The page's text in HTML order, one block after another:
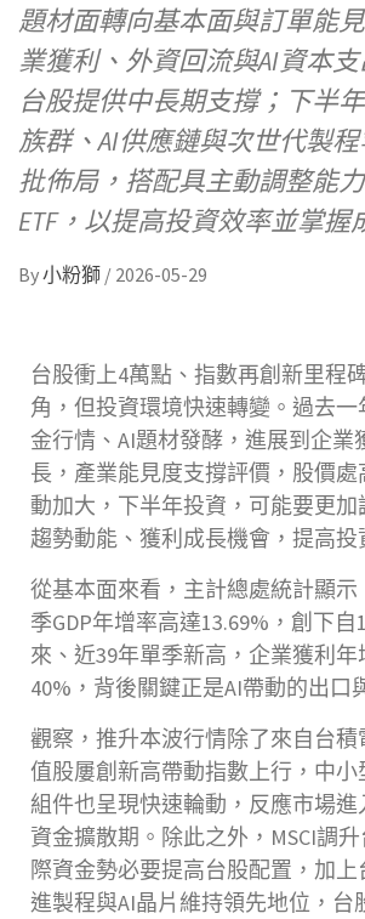
題材面轉向基本面與訂單能
業獲利、外資回流與AI資本
台股提供中長期支撐；下半
族群、AI供應鏈與次世代製
批佈局，搭配具主動調整能
ETF，以提高投資效率並掌握
By小粉獅 / 2026-05-29
台股衝上4萬點、指數再創新里程
角，但投資環境快速轉變。過去
金行情、AI題材發酵，進展到企業
長，產業能見度支撐評價，股價
動加大，下半年投資，可能要更
趨勢動能、獲利成長機會，提高投
從基本面來看，主計總處統計顯
季GDP年增率高達13.69%，創下自
來、近39年單季新高，企業獲利
40%，背後關鍵正是AI帶動的出口
觀察，推升本波行情除了來自台
值股屢創新高帶動指數上行，中小
組件也呈現快速輪動，反應市場進
資金擴散期。除此之外，MSCI調
際資金勢必要提高台股配置，加
進製程與AI晶片維持領先地位，台